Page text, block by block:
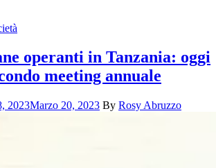
operanti in Tanzania: oggi
meeting annuale
2023Marzo 20, 2023 By Rosy Abruzzo